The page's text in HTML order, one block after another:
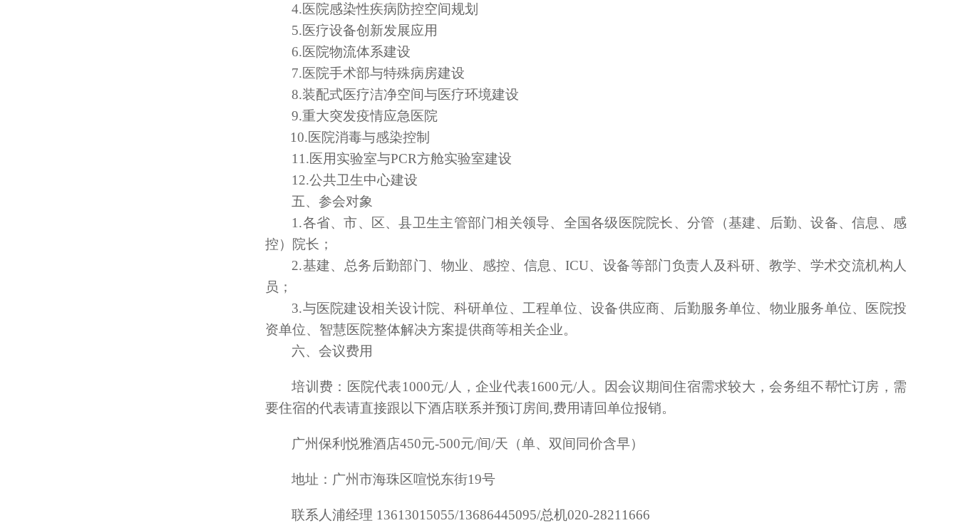
4. 医院感染性疾病防控空间规划
5. 医疗设备创新发展应用
6. 医院物流体系建设
7. 医院手术部与特殊病房建设
8.装配式医疗洁净空间与医疗环境建设
9.重大突发疫情应急医院
10. 医院消毒与感染控制
11.医用实验室与PCR方舱实验室建设
12.公共卫生中心建设
五、参会对象
1.各省、市、区、县卫生主管部门相关领导、全国各级医院院长、分管（基建、后勤、设备、信息、感
控）院长；
2.基建、总务后勤部门、物业、感控、信息、ICU、设备等部门负责人及科研、教学、学术交流机构人
员；
3.与医院建设相关设计院、科研单位、工程单位、设备供应商、后勤服务单位、物业服务单位、医院投
资单位、智慧医院整体解决方案提供商等相关企业。
六、会议费用
培训费：医院代表1000元/ 人 ，企业代表1600元/人 。 因会议期间住宿需求较大，会务组不帮忙订房， 需
要住宿的代表请直接跟以下酒店联系并预订房间,费用请回单位报销。
广州保利悦雅酒店450元-500元/间/天（单、双间同价含早）
地址：广州市海珠区喧悦东街19号
联系人浦经理 13613015055/13686445095/总机020-28211666